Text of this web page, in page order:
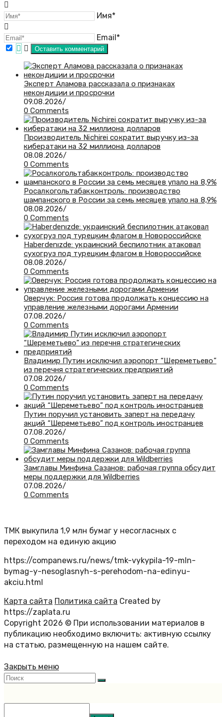
Имя*
Email*
Эксперт Аламова рассказала о признаках
некондиции и просрочки
09.08.2026/
0 Comments
Производитель Nichirei сократит выручку из-за
кибератаки на 32 миллиона долларов
08.08.2026/
0 Comments
Росалкогольтабакконтроль: производство
шампанского в России за семь месяцев упало на 8,9%
08.08.2026/
0 Comments
Haberdenızde: украинский беспилотник атаковал
сухогруз под турецким флагом в Новороссийске
08.08.2026/
0 Comments
Оверчук: Россия готова продолжать концессию на
управление железными дорогами Армении
07.08.2026/
0 Comments
Владимир Путин исключил аэропорт “Шереметьево”
из перечня стратегических предприятий
07.08.2026/
0 Comments
Путин поручил установить заперт на передачу
акций “Шереметьево” под контроль иностранцев
07.08.2026/
0 Comments
Замглавы Минфина Сазанов: рабочая группа обсудит
меры поддержки для Wildberries
07.08.2026/
0 Comments
ТМК выкупила 1,9 млн бумаг у несогласных с
переходом на единую акцию
https://companews.ru/news/tmk-vykypila-19-mln-
bymag-y-nesoglasnyh-s-perehodom-na-edinyu-
akciu.html
Карта сайта Политика сайта Created by
https://zaplata.ru
Copyright 2026 © При использовании материалов в
публикацию необходимо включить: активную ссылку
на статью, размещенную на нашем сайте.
Закрыть меню